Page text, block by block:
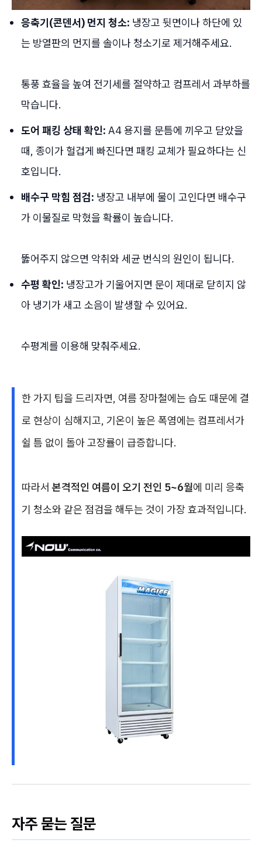
응축기(콘덴서) 먼지 청소: 냉장고 뒷면이나 하단에 있
는 방열판의 먼지를 솔이나 청소기로 제거해주세요.
통풍 효율을 높여 전기세를 절약하고 컴프레서 과부하를
막습니다.
도어 패킹 상태 확인: A4 용지를 문틈에 끼우고 닫았을
때, 종이가 헐겁게 빠진다면 패킹 교체가 필요하다는 신
호입니다.
배수구 막힘 점검: 냉장고 내부에 물이 고인다면 배수구
가 이물질로 막혔을 확률이 높습니다.
뚫어주지 않으면 악취와 세균 번식의 원인이 됩니다.
수평 확인: 냉장고가 기울어지면 문이 제대로 닫히지 않
아 냉기가 새고 소음이 발생할 수 있어요.
수평계를 이용해 맞춰주세요.
한 가지 팁을 드리자면, 여름 장마철에는 습도 때문에 결
로 현상이 심해지고, 기온이 높은 폭염에는 컴프레서가
쉴 틈 없이 돌아 고장률이 급증합니다.
따라서본격적인 여름이 오기 전인 5~6월에 미리 응축
기 청소와 같은 점검을 해두는 것이 가장 효과적입니다.
자주 묻는 질문